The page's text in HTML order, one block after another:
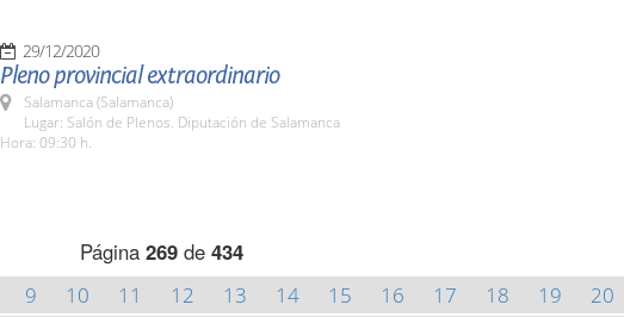
29/12/2020
Pleno provincial extraordinario
Salamanca (Salamanca)
Lugar: Salón de Plenos. Diputación de Salamanca
Hora: 09:30 h.
Página 269de 434
9 10 11 12 13 14 15 16 17 18 19 20